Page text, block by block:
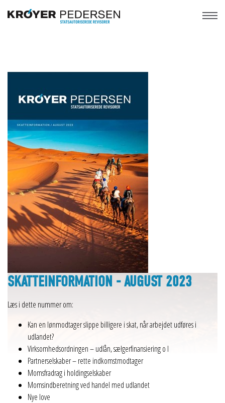
SKATTEINFORMATION - AUGUST 2023
Læs i dette nummer om:
Kan en lønmodtager slippe billigere i skat, når arbejdet udføres i
udlandet?
Virksomhedsordningen – udlån, sælgerfinansiering o l
Partnerselskaber – rette indkomstmodtager
Momsfradrag i holdingselskaber
Momsindberetning ved handel med udlandet
Nye love